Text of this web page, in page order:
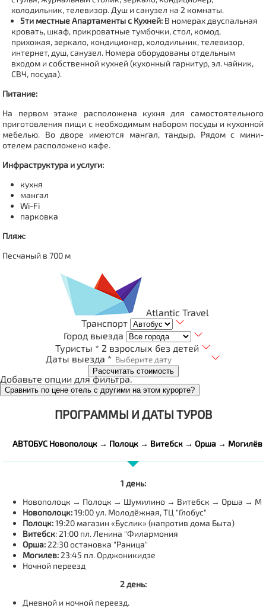
холодильник, телевизор. Душ и санузел на 2 комнаты.
5ти местные Апартаменты с Кухней: В номерах двуспальная
кровать, шкаф, прикроватные тумбочки, стол, комод,
прихожая, зеркало, кондиционер, холодильник, телевизор,
интернет, душ, санузел. Номера оборудованы отдельным
входом и собственной кухней (кухонный гарнитур, эл. чайник,
СВЧ, посуда).
Питание:
На первом этаже расположена кухня для самостоятельного
приготовления пищи с необходимым набором посуды и кухонной
мебелью. Во дворе имеются мангал, тандыр. Рядом с мини-
отелем расположено кафе.
Инфраструктура и услуги:
кухня
мангал
Wi-Fi
парковка
Пляж:
Песчаный в 700 м
Atlantic Travel
Транспорт
Город выезда
Туристы * 2 взрослых без детей
Даты выезда *
Рассчитать стоимость
Добавьте опции для фильтра.
Сравнить по цене отель с другими на этом курорте?
ПРОГРАММЫ И ДАТЫ ТУРОВ
АВТОБУС Новополоцк → Полоцк → Витебск → Орша → Могилёв
1 день:
Новополоцк → Полоцк → Шумилино → Витебск → Орша →
Новополоцк:19:00 ул. Молодёжная, ТЦ "Глобус"
Полоцк:19:20 магазин «Буслик» (напротив дома Быта)
Витебск: 21:00 пл. Ленина "Филармония
Орша: 22:30 остановка "Раница"
Могилев: 23:45 пл. Орджоникидзе
Ночной переезд
2 день:
Дневной и ночной переезд.